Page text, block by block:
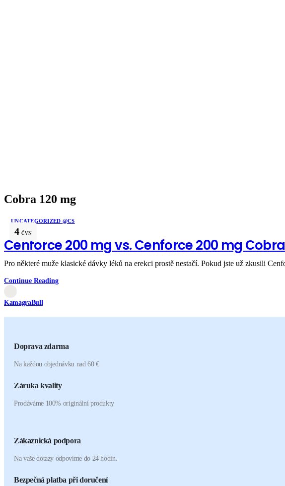
Cobra 120 mg
4 ČVN
UNCATEGORIZED @CS
Cenforce 200 mg vs. Cenforce 200 mg
Pro některé muže klasické dávky léků na erekci prostě nestačí. Pokud jste už zkusili
Continue Reading
KamagraBull
Doprava zdarma
Na každou objednávku nad 60 €
Záruka kvality
Prodáváme 100% originální produkty
Zákaznická podpora
Na vaše dotazy odpovíme do 24 hodin.
Bezpečná platba při doručení